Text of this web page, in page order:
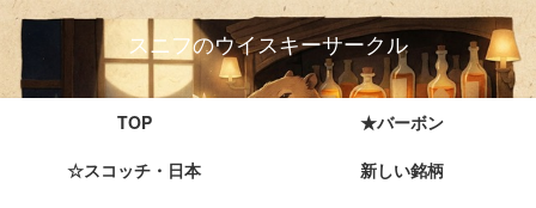
スニフのウイスキーサークル
TOP
★バーボン
☆スコッチ・日本
新しい銘柄